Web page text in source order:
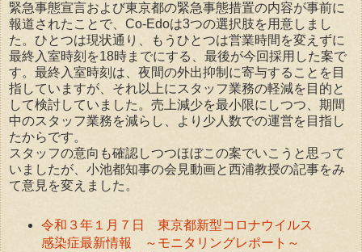
緊急事態宣言および東京都の緊急事態措置の内容が事前に
報道されたことで、Co-Edoは3つの選択肢を用意しまし
た。ひとつは現状通り、もうひとつは営業時間を変えずに
最終入室時刻を18時までにする、最後が今回採用した案で
す。最終入室時刻は、夜間の外出抑制に寄与することを目
指していますが、それ以上にスタッフ業務の軽減を目的と
して検討していました。売上減少を最小限にしつつ、期間
中のスタッフ業務を減らし、より少人数での運営を目指し
たからです。
スタッフの意向も確認しつつほぼこの案でいこうと思って
いましたが、小池都知事の会見動画と西浦教授の記事をみ
て意見を変えました。
令和３年１月７日 東京都新型コロナウイルス
感染症最新情報 ～モニタリングレポート～